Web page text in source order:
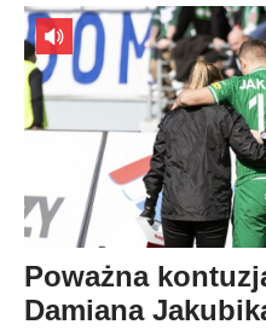
Poważna
Damiana